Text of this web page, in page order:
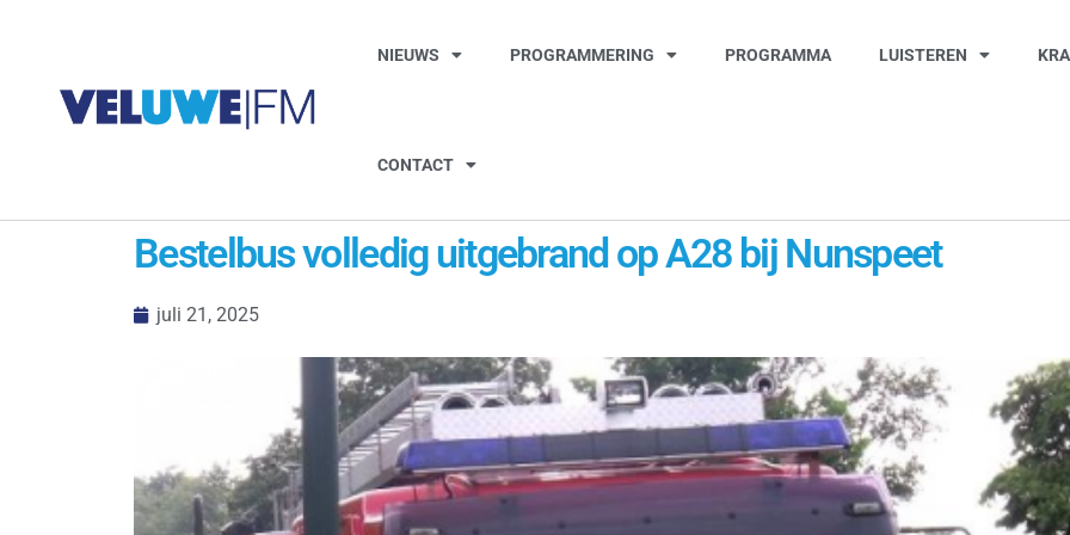
NIEUWS PROGRAMMERING PROGRAMMA LUISTEREN
CONTACT
Bestelbus volledig uitgebrand op A28 bij Nunspeet
juli 21, 2025